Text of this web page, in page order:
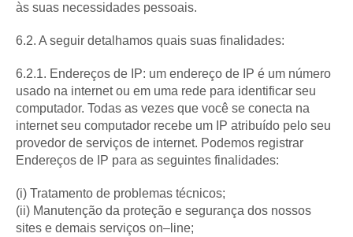
às suas necessidades pessoais.
6.2. A seguir detalhamos quais suas finalidades:
6.2.1. Endereços de IP: um endereço de IP é um número
usado na internet ou em uma rede para identificar seu
computador. Todas as vezes que você se conecta na
internet seu computador recebe um IP atribuído pelo seu
provedor de serviços de internet. Podemos registrar
Endereços de IP para as seguintes finalidades:
(i) Tratamento de problemas técnicos;
(ii) Manutenção da proteção e segurança dos nossos
sites e demais serviços on–line;